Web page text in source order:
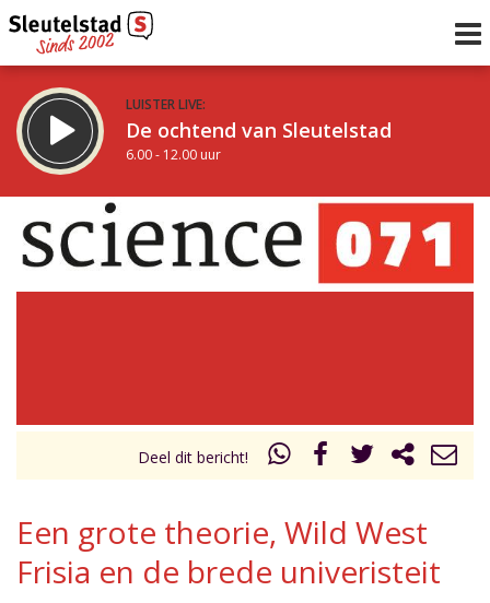
LUISTER LIVE:
De ochtend van Sleutelstad
6.00 - 12.00 uur
De middag van Sleutelstad
12.00 - 18.00 uur
uur 1 van 0
Deel dit bericht!
Een grote theorie, Wild West
Frisia en de brede univeristeit